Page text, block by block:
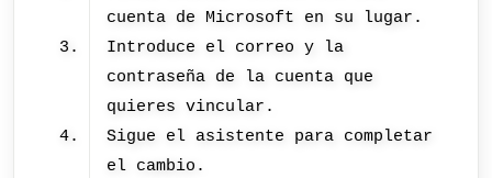
cuenta de Microsoft en su lugar.
Introduce el correo y la
contraseña de la cuenta que
quieres vincular.
Sigue el asistente para completar
el cambio.